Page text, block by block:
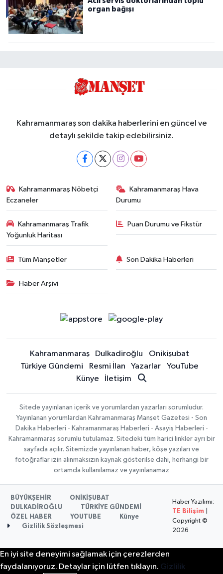
organ bağışı
Kahramanmaraş son dakika haberlerini en güncel ve
detaylı şekilde takip edebilirsiniz.
Kahramanmaraş Nöbetçi
Eczaneler
Kahramanmaraş Hava
Durumu
Kahramanmaraş Trafik
Yoğunluk Haritası
Puan Durumu ve Fikstür
Tüm Manşetler Son Dakika Haberleri
Haber Arşivi
Kahramanmaraş Dulkadiroğlu
Onikişubat
Türkiye Gündemi
Resmi İlan Yazarlar
YouTube
Künye
İletişim
Sitede yayınlanan içerik ve yorumlardan yazarları sorumludur.
Yayınlanan yorumlardan Kahramanmaraş Manşet Gazetesi - Son
Dakika Haberleri - Kahramanmaraş Haberleri - Asayiş Haberleri -
Kahramanmaraş sorumlu tutulamaz. Sitedeki tüm harici linkler ayrı bir
sayfada açılır. Sitemizde yayınlanan haber, köşe yazıları ve
fotoğraflar izin alınmaksızın kaynak gösterilse dahi, herhangi bir
ortamda kullanılamaz ve yayınlanamaz
BÜYÜKŞEHİR
ONİKİŞUBAT
DULKADİROĞLU
TÜRKİYE GÜNDEMİ
ÖZEL HABER
YOUTUBE
Künye
Gizlilik Sözleşmesi
Haber Yazılımı:
TE Bilişim
Copyright ©
2026
En iyi site deneyimi sağlamak için çerezlerden
faydalanıyoruz. Detaylar için lütfen tıklayın. Gizlilik